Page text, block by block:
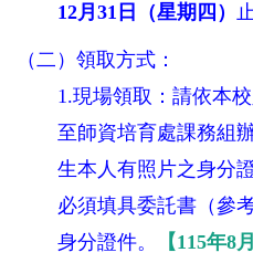
12月31日（星期四）
（二）領取方式：
1.現場領取：請依本
至師資培育處課務組
生本人有照片之身分
必須填具委託書（參
身分證件。
【115年8月